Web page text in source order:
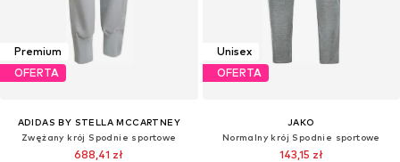
Premium
OFERTA
ADIDAS BY STELLA MCCARTNEY
Zwężany krój Spodnie sportowe
688,41 zł
Unisex
OFERTA
JAKO
Normalny krój Spodnie sportowe
143,15 zł